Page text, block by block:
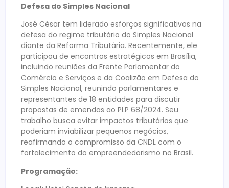
Defesa do Simples Nacional
José César tem liderado esforços significativos na
defesa do regime tributário do Simples Nacional
diante da Reforma Tributária. Recentemente, ele
participou de encontros estratégicos em Brasília,
incluindo reuniões da Frente Parlamentar do
Comércio e Serviços e da Coalizão em Defesa do
Simples Nacional, reunindo parlamentares e
representantes de 18 entidades para discutir
propostas de emendas ao PLP 68/2024. Seu
trabalho busca evitar impactos tributários que
poderiam inviabilizar pequenos negócios,
reafirmando o compromisso da CNDL com o
fortalecimento do empreendedorismo no Brasil.
Programação: